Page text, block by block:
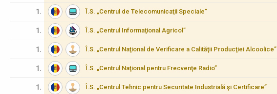
1. Î.S. „Centrul de Telecomunicaţii Speciale”
1. Î.S. „Centrul Informaţional Agricol”
1. Î.S. „Centrul Naţional de Verificare a Calităţii Producţiei Alcoolice”
1. Î.S. „Centrul Naţional pentru Frecvenţe Radio”
1. Î.S. „Centrul Tehnic pentru Securitate Industrială şi Certificare”